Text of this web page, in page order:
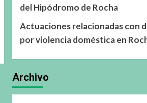
del Hipódromo de Rocha
Actuaciones relacionadas con
por violencia doméstica en
Archivo